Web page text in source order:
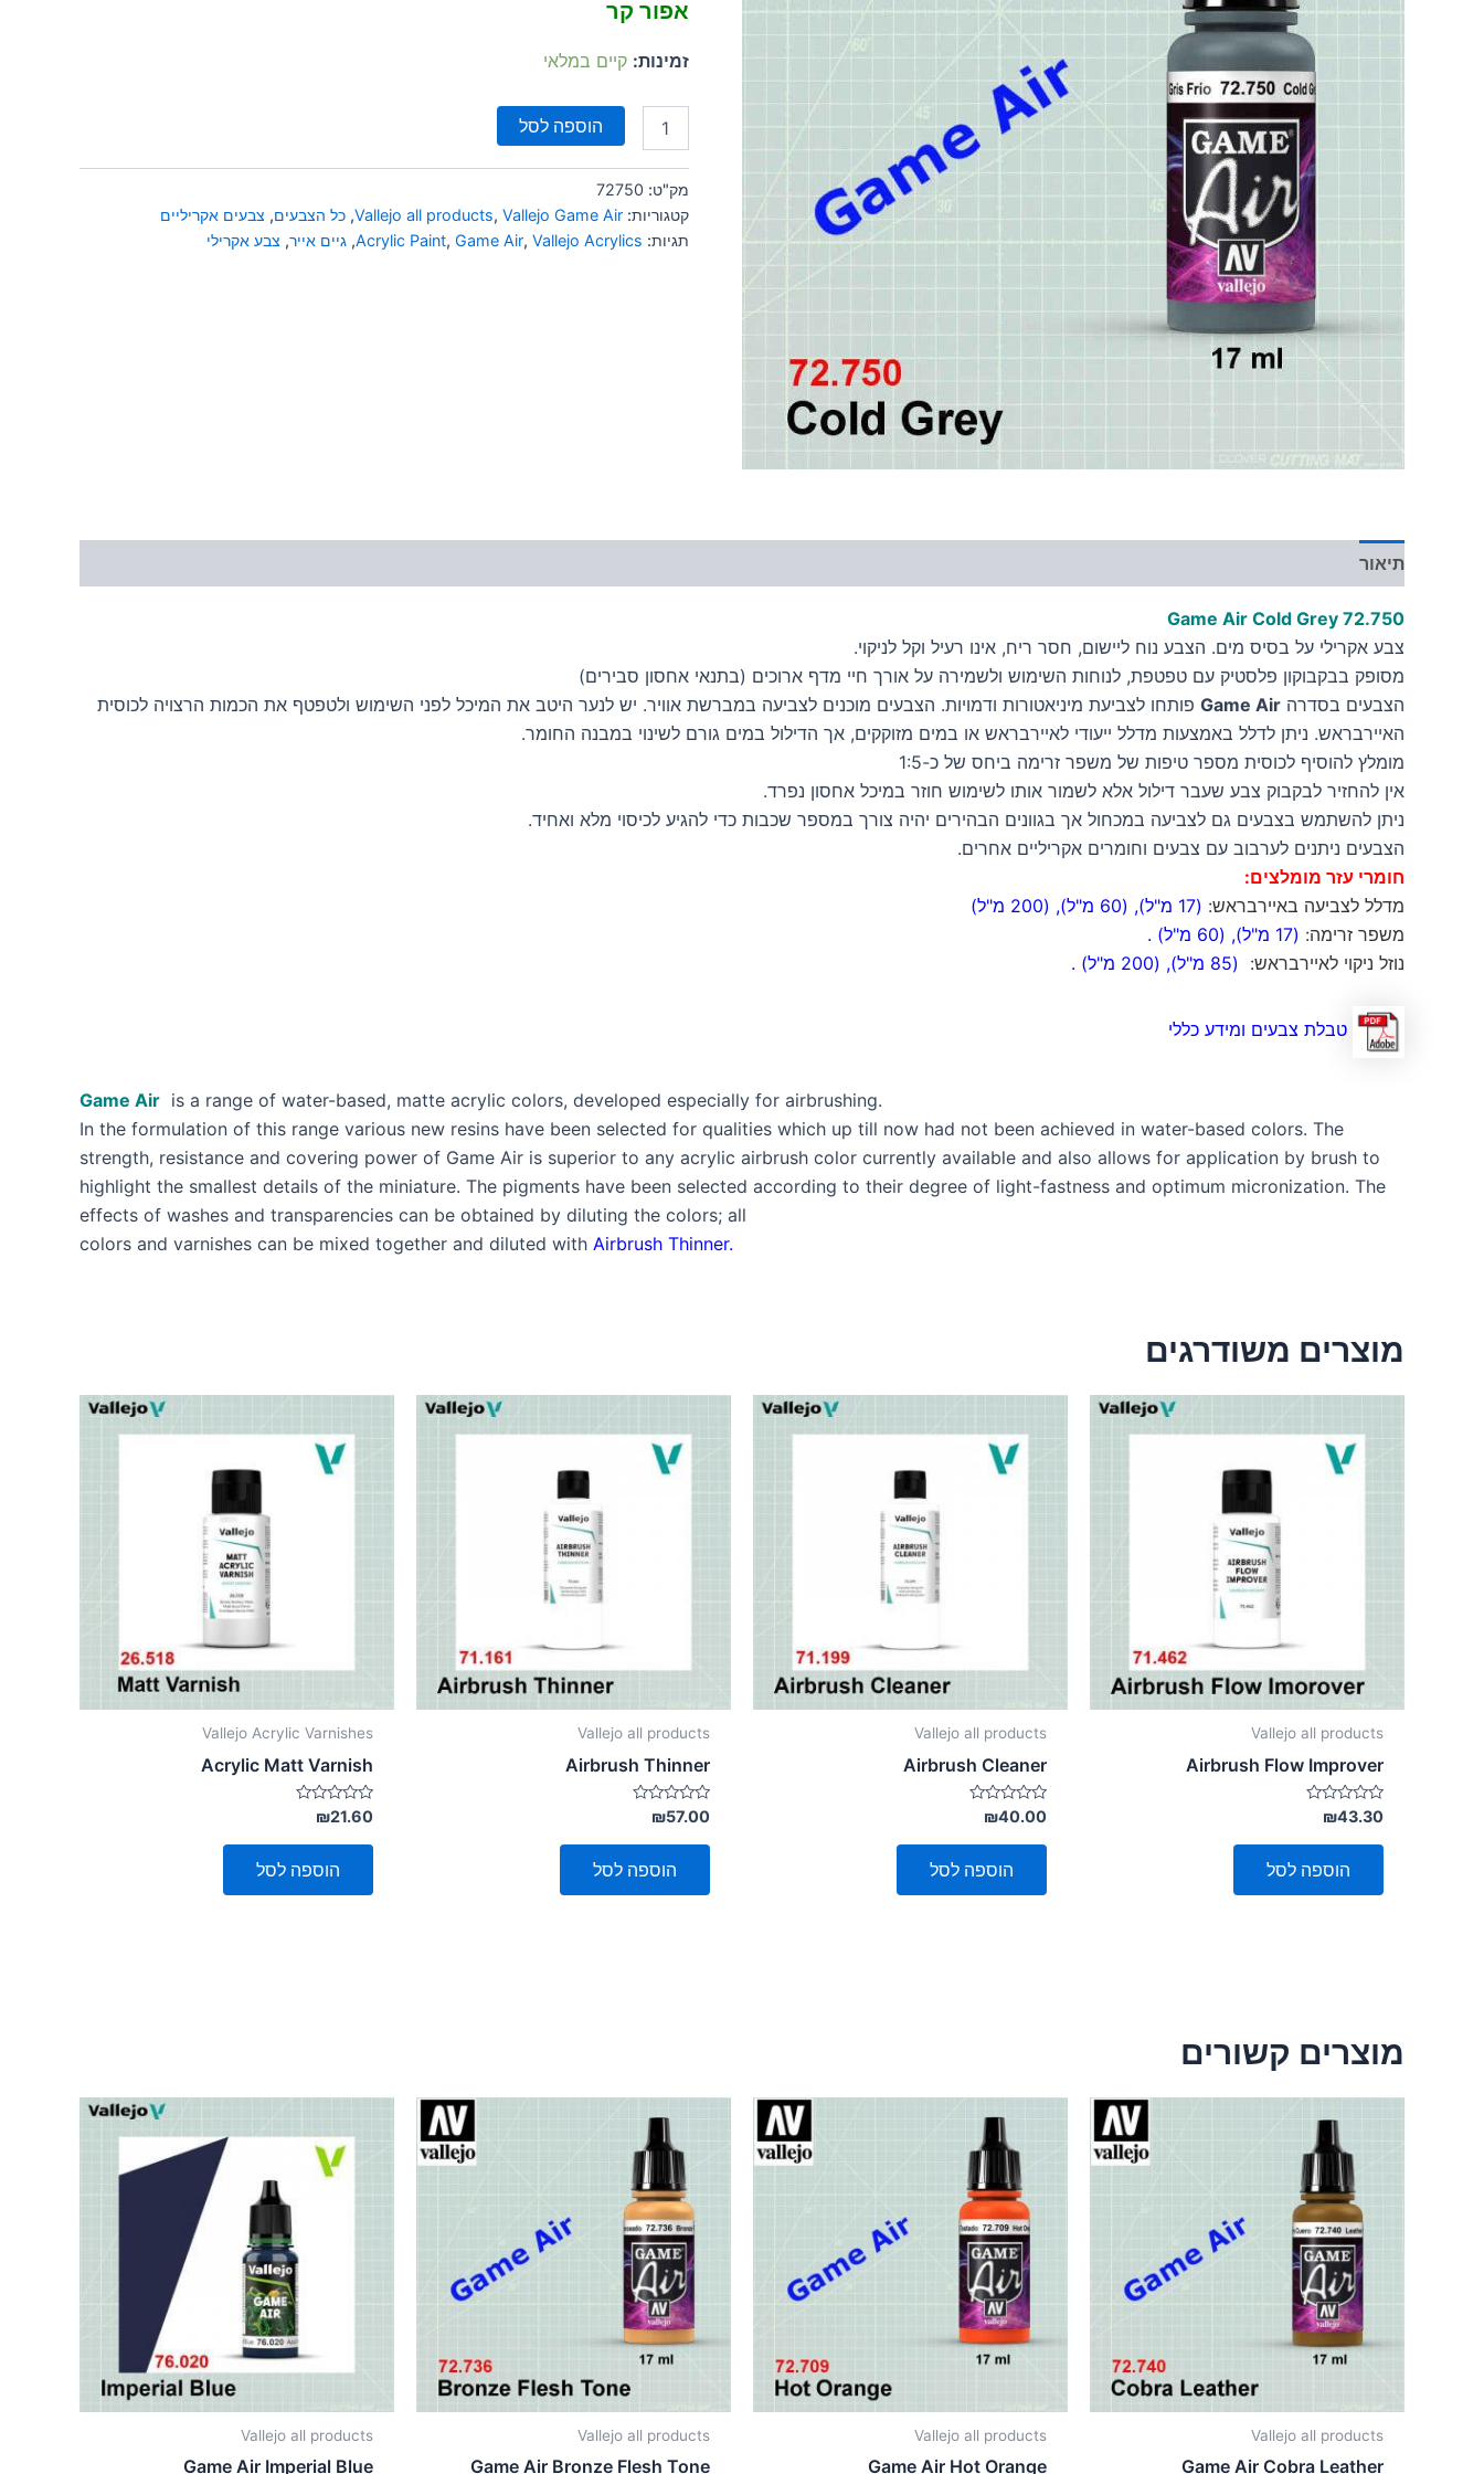
אפור קר
זמינות: קיים במלאי
הוספה לסל
מק"ט: 72750
קטגוריות:
Vallejo all products, Vallejo Game Air
, כל הצבעים, צבעים אקריליים
תגיות:
Acrylic Paint, Game Air, Vallejo Acrylics
, גיים אייר, צבע אקרילי
תיאור
Game Air Cold Grey 72.750
צבע אקרילי על בסיס מים. הצבע נוח ליישום, חסר ריח, אינו רעיל וקל לניקוי.
מסופק בבקבוקון פלסטיק עם טפטפת, לנוחות השימוש ולשמירה על אורך חיי מדף ארוכים (בתנאי אחסון סבירים)
הצבעים בסדרה Game Air פותחו לצביעת מיניאטורות ודמויות. הצבעים מוכנים לצביעה במברשת אוויר. יש לנער היטב את המיכל לפני השימוש ולטפטף את הכמות הרצויה לכוסית
האיירבראש. ניתן לדלל באמצעות מדלל ייעודי לאיירבראש או במים מזוקקים, אך הדילול במים גורם לשינוי במבנה החומר.
מומלץ להוסיף לכוסית מספר טיפות של משפר זרימה ביחס של כ-1:5
אין להחזיר לבקבוק צבע שעבר דילול אלא לשמור אותו לשימוש חוזר במיכל אחסון נפרד.
ניתן להשתמש בצבעים גם לצביעה במכחול אך בגוונים הבהירים יהיה צורך במספר שכבות כדי להגיע לכיסוי מלא ואחיד.
הצבעים ניתנים לערבוב עם צבעים וחומרים אקריליים אחרים.
חומרי עזר מומלצים:
מדלל לצביעה באיירבראש: (17 מ"ל) , (60 מ"ל) , (200 מ"ל)
משפר זרימה: (17 מ"ל) , (60 מ"ל)
.
נוזל ניקוי לאיירבראש:
(85 מ"ל) , (200 מ"ל) .
טבלת צבעים ומידע כללי
Game Air is a range of water-based, matte acrylic colors, developed especially for airbrushing.
In the formulation of this range various new resins have been selected for qualities which up till now had not been achieved in water-based colors. The
strength, resistance and covering power of Game Air is superior to any acrylic airbrush color currently available and also allows for application by brush to
highlight the smallest details of the miniature. The pigments have been selected according to their degree of light-fastness and optimum micronization. The
effects of washes and transparencies can be obtained by diluting the colors; all
colors and varnishes can be mixed together and diluted with Airbrush Thinner.
מוצרים משודרגים
Vallejo all products
Airbrush Flow Improver
דורג
0
מתוך
₪43.30
הוספה לסל
Vallejo all products
Airbrush Cleaner
דורג
0
מתוך
₪40.00
הוספה לסל
Vallejo all products
Airbrush Thinner
דורג
0
מתוך
₪57.00
הוספה לסל
Vallejo Acrylic Varnishes
Acrylic Matt Varnish
דורג
0
מתוך
₪21.60
הוספה לסל
מוצרים קשורים
Vallejo all products
Game Air Cobra Leather
Vallejo all products
Game Air Hot Orange
Vallejo all products
Game Air Bronze Flesh Tone
Vallejo all products
Game Air Imperial Blue